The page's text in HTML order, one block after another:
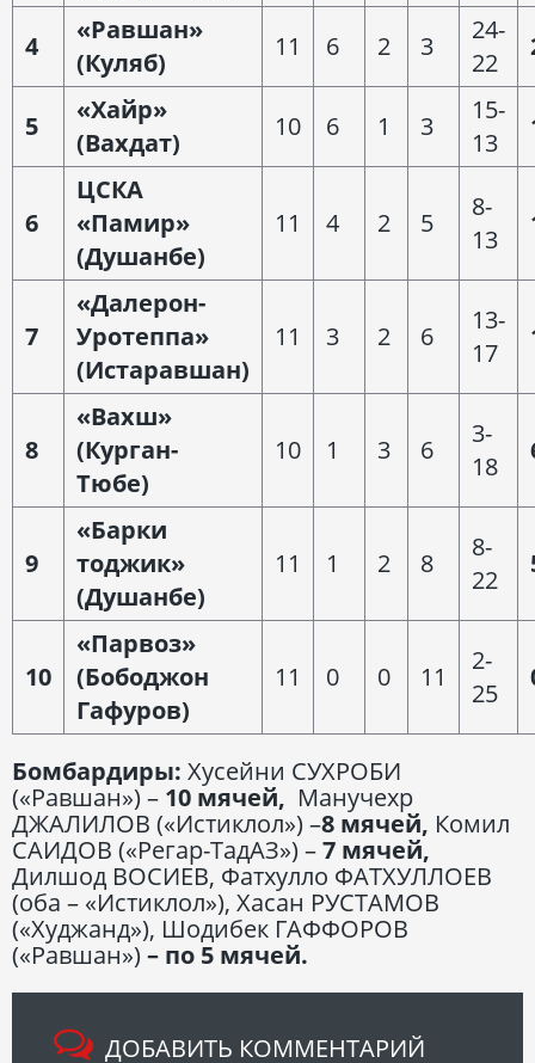
4
«Равшан»
(Куляб)
11 6 2 3
24-
22
5
«Хайр»
(Вахдат)
10 6 1 3
15-
13
6
ЦСКА
«Памир»
(Душанбе)
11 4 2 5
8-
13
7
«Далерон-
Уротеппа»
(Истаравшан)
11 3 2 6
13-
17
8
«Вахш»
(Курган-
Тюбе)
10 1 3 6
3-
18
9
«Барки
тоджик»
(Душанбе)
11 1 2 8
8-
22
10
«Парвоз»
(Бободжон
Гафуров)
11 0 0 11
2-
25
Бомбардиры: Хусейни СУХРОБИ
(«Равшан») – 10 мячей, Манучехр
ДЖАЛИЛОВ («Истиклол») –8 мячей, Комил
САИДОВ («Регар-ТадАЗ») –7 мячей,
Дилшод ВОСИЕВ, Фатхулло ФАТХУЛЛОЕВ
(оба – «Истиклол»), Хасан РУСТАМОВ
(«Худжанд»), Шодибек ГАФФОРОВ
(«Равшан») – по 5 мячей.
ДОБАВИТЬ КОММЕНТАРИЙ